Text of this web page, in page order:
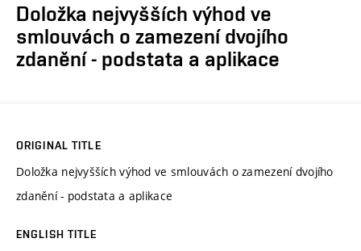
Doložka nejvyšších výhod ve
smlouvách o zamezení dvojího
zdanění - podstata a aplikace
ORIGINAL TITLE
Doložka nejvyšších výhod ve smlouvách o zamezení dvojího
zdanění - podstata a aplikace
ENGLISH TITLE